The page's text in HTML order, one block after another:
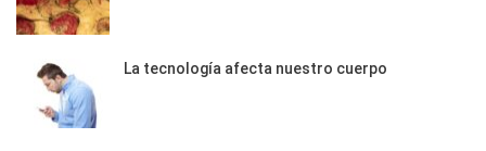
La tecnología afecta nuestro cuerpo